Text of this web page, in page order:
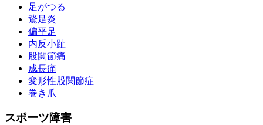
足がつる
鵞足炎
偏平足
内反小趾
股関節痛
成長痛
変形性股関節症
巻き爪
スポーツ障害